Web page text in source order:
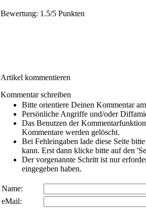
Bewertung: 1.5/5 Punkten
Artikel kommentieren
Kommentar schreiben
Bitte orientiere Deinen Kommentar
Persönliche Angriffe und/oder
Das Benutzen der
Kommentare werden gelöscht.
Bei Fehleingaben lade diese Seite
kann. Erst dann klicke bitte auf den
Der vorgenannte Schritt ist nur
eingegeben haben.
Name:
eMail: